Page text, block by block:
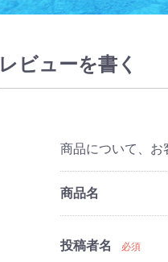
レビューを書く
商品について、お
商品名
投稿者名 必須